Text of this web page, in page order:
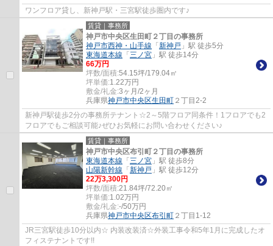
ワンフロア貸し、新神戸駅・三宮駅徒歩圏内です♪
賃貸｜事務所
神戸市中央区生田町２丁目の事務所
神戸市西神・山手線 「 新神戸 」駅 徒歩5分
東海道本線 「 三ノ宮 」駅 徒歩14分
66万円
坪数/面積:54.15坪/179.04㎡
坪単価:1.22万円
敷金/礼金:3ヶ月/2ヶ月
兵庫県神戸市中央区生田町 ２丁目2-2
新神戸駅徒歩2分の事務所テナント☆2～5階フロア同条件！1フロアでも2
フロアでもご相談可能♪ぜひお気軽にお問い合わせください♪
賃貸｜事務所
神戸市中央区布引町２丁目の事務所
東海道本線 「 三ノ宮 」駅 徒歩8分
山陽新幹線 「 新神戸 」駅 徒歩12分
22万3,300円
坪数/面積:21.84坪/72.20㎡
坪単価:1.02万円
敷金/礼金:-/50万円
兵庫県神戸市中央区布引町 ２丁目1-12
JR三宮駅徒歩10分以内☆ 内装改装済☆外装工事令和5年1月に完成したオ
フィステナントです!!